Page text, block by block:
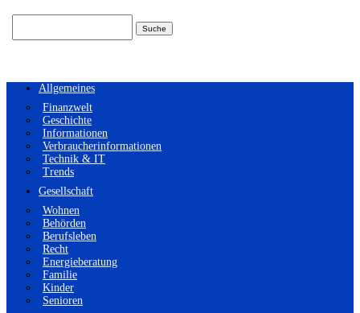
Allgemeines
Finanzwelt
Geschichte
Informationen
Verbraucherinformationen
Technik & IT
Trends
Gesellschaft
Wohnen
Behörden
Berufsleben
Recht
Energieberatung
Familie
Kinder
Senioren